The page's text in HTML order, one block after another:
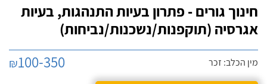
חינוך גורים - פתרון בעיות התנהגות, בעיות
אגרסיה (תוקפנות/נשכנות/נביחות)
מין הכלב: זכר ₪100-350